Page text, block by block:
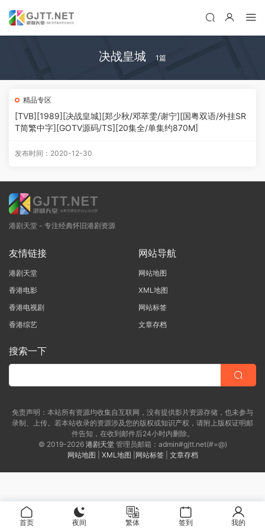
决战皇城 1篇
精品专区
[TVB][1989][决战皇城][郑少秋/邓萃雯/谢宁][国粤双语/外挂SR
T简繁中字][GOTV源码/TS][20集全/单集约870M]
发布时间：2020-12-30
港剧天堂 - 专注经典怀旧港剧资源
友情链接
港剧天堂
香港电影
香港电视剧
香港综艺
网站导航
网站地图
XML地图
网站标签
文章存档
搜索一下
免责声明：本站所有资源均收集自互联网，没有提供影片资源存储，也未参与
录制、上传。若本站收录的资源涉及您的版权或知识产权，请附上版权证明邮
件告知，在收到邮件后24小时内删除。
© 2019-2026 港剧天堂管理员邮箱：admin#gjtt.net(#=@)
网站地图
XML地图 网站标签| 文章存档
首页 夜间 繁体 签到 我的